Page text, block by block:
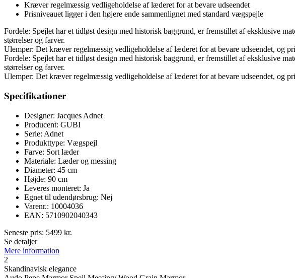
Kræver regelmæssig vedligeholdelse af læderet for at bevare udseendet
Prisniveauet ligger i den højere ende sammenlignet med standard vægspejle
Fordele: Spejlet har et tidløst design med historisk baggrund, er fremstillet af eksklusive
størrelser og farver.
Ulemper: Det kræver regelmæssig vedligeholdelse af læderet for at bevare udseendet, og
Fordele: Spejlet har et tidløst design med historisk baggrund, er fremstillet af eksklusive
størrelser og farver.
Ulemper: Det kræver regelmæssig vedligeholdelse af læderet for at bevare udseendet, og
Specifikationer
Designer: Jacques Adnet
Producent: GUBI
Serie: Adnet
Produkttype: Vægspejl
Farve: Sort læder
Materiale: Læder og messing
Diameter: 45 cm
Højde: 90 cm
Leveres monteret: Ja
Egnet til udendørsbrug: Nej
Varenr.: 10004036
EAN: 5710902040343
Seneste pris: 5499 kr.
Se detaljer
Mere information
2
Skandinavisk elegance